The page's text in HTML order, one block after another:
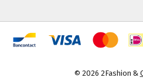
© 2026 2Fashion &